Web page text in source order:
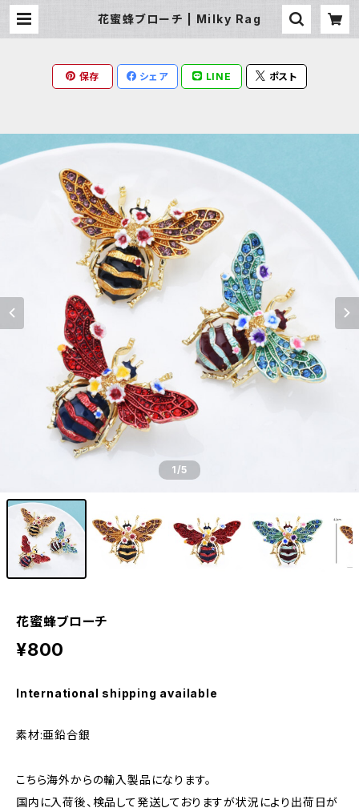
花蜜蜂ブローチ | Milky Rag
保存 シェア LINE ポスト
1/5
花蜜蜂ブローチ
¥800
International shipping available
素材:亜鉛合銀
こちら海外からの輸入製品になります。
国内に入荷後、検品して発送しておりますが状況により出荷日が